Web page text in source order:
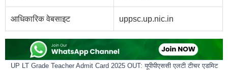
आधिकारिक वेबसाइट uppsc.up.nic.in
UP LT Grade Teacher Admit Card 2025 OUT: यूपीपीएससी एलटी टीचर एडमिट